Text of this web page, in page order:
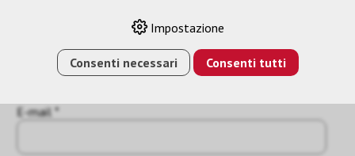
E-mail *
Impostazione
Consenti necessari Consenti tutti